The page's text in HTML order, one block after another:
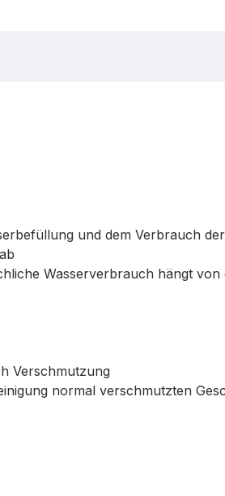
und dem Verbrauch
Wasserverbrauch hängt
Verschmutzung
normal verschmutzten